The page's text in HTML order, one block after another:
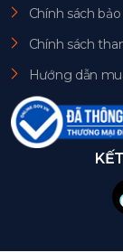
Chính sách
Chính sách
Hướng dẫn